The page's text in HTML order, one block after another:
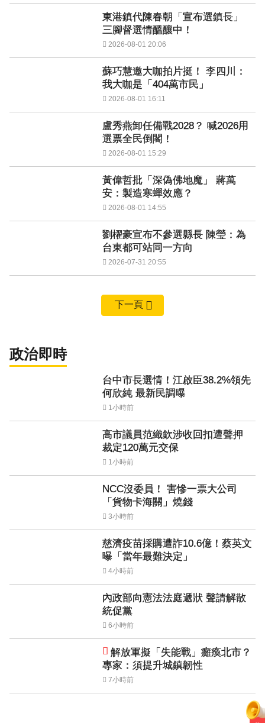
東港鎮代陳春朝「宣布選鎮長」
三腳督選情醞釀中！
2026-08-01 20:06
蘇巧慧邀大咖拍片挺！ 李四川：
我大咖是「404萬市民」
2026-08-01 16:11
盧秀燕卸任備戰2028？ 喊2026用
選票全民倒閣！
2026-08-01 15:29
黃偉哲批「深偽佛地魔」 蔣萬
安：製造寒蟬效應？
2026-08-01 14:55
劉櫂豪宣布不參選縣長 陳瑩：為
台東都可站同一方向
2026-07-31 20:55
下一頁
政治即時
台中市長選情！江啟臣38.2%領先
何欣純 最新民調曝
1小時前
高市議員范織欽涉收回扣遭聲押
裁定120萬元交保
1小時前
NCC沒委員！ 害慘一票大公司
「貨物卡海關」燒錢
3小時前
慈濟疫苗採購遭詐10.6億！蔡英文
曝「當年最難決定」
4小時前
內政部向憲法法庭遞狀 聲請解散
統促黨
6小時前
解放軍擬「失能戰」癱瘓北市？
專家：須提升城鎮韌性
7小時前